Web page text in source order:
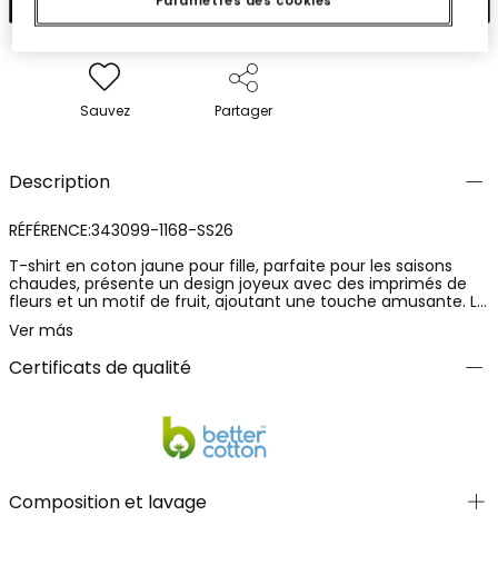
Sauvez Partager
Description
RÉFÉRENCE:343099-1168-SS26
T-shirt en coton jaune pour fille, parfaite pour les saisons
chaudes, présente un design joyeux avec des imprimés de
fleurs et un motif de fruit, ajoutant une touche amusante. Le
tissu doux et confortable est idéal pour un usage quotidien.
Elle dispose d'un détail de noeud à l'avant qui lui donne un
style moderne. Disponible en tailles de 12 mois à 14 ans, cette
T-shirt se combine facilement avec divers styles, offrant une
Ver más
Certificats de qualité
Composition et lavage